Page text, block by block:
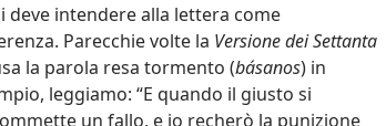
intendere alla lettera come
Parecchie volte la Versione dei Settanta
la parola resa tormento (básanos) in
leggiamo: “E quando il giusto si
un fallo, e io recherò la punizione